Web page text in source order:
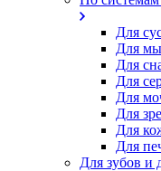
Для
Для
Для
Для
Для
Для
Для
Для
Для зубов и